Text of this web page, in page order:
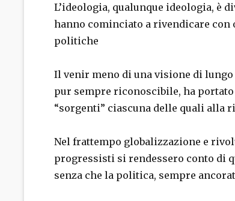
L’ideologia, qualunque ideologia, è
hanno cominciato a rivendicare
politiche
Il venir meno di una visione di
pur sempre riconoscibile, ha
“sorgenti” ciascuna delle quali alla
Nel frattempo globalizzazione e
progressisti si rendessero conto di
senza che la politica, sempre